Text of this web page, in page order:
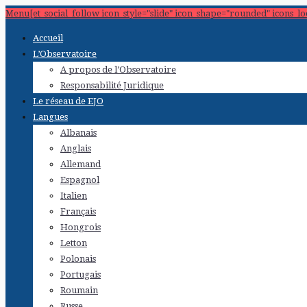
Menu[et_social_follow icon_style="slide" icon_shape="rounded"
Accueil
L’Observatoire
A propos de l’Observatoire
Responsabilité Juridique
Le réseau de EJO
Langues
Albanais
Anglais
Allemand
Espagnol
Italien
Français
Hongrois
Letton
Polonais
Portugais
Roumain